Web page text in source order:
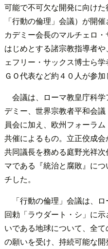
可能で不可欠な開発に向け
「行動の倫理」会議）が開
カデミー会長のマルチェロ
はじめとする諸宗教指導者
ェフリー・サックス博士ら
ＧＯ代表など約４０人が参加
会議は、ローマ教皇庁科
デミー、世界宗教者平和会
員会に加え、欧州フォーラ
共催によるもの。立正佼成
共同議長を務める庭野光祥
マである『統治と腐敗』に
チした。
「行動の倫理」会議は、
回勅「ラウダート・シ」に
いである地球について、全
の願いを受け、持続可能な